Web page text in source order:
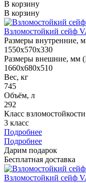
В корзину
В корзину
Взломостойкий сейф
Размеры внутренние,
1550x570x330
Размеры внешние, мм
1660x680x510
Вес, кг
745
Объём, л
292
Класс взломостойкости
3 класс
Подробнее
Подробнее
Дарим подарок
Бесплатная доставка
Взломостойкий сейф